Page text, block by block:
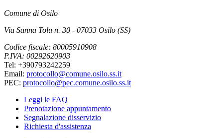
Comune di Osilo
Via Sanna Tolu n. 30 - 07033 Osilo (SS)
Codice fiscale: 80005910908
P.IVA: 00292620903
Tel: +390793242259
Email: protocollo@comune.osilo.ss.it
PEC: protocollo@pec.comune.osilo.ss.it
Leggi le FAQ
Prenotazione appuntamento
Segnalazione disservizio
Richiesta d'assistenza